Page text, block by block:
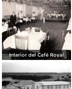
Interior del Café Royal